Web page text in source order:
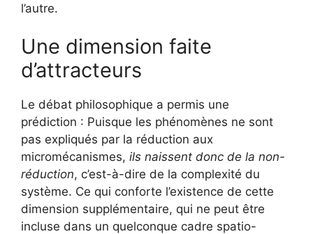
l’autre.
Une dimension faite
d’attracteurs
Le débat philosophique a permis une
prédiction : Puisque les phénomènes ne sont
pas expliqués par la réduction aux
micromécanismes, ils naissent donc de la non-
réduction, c’est-à-dire de la complexité du
système. Ce qui conforte l’existence de cette
dimension supplémentaire, qui ne peut être
incluse dans un quelconque cadre spatio-